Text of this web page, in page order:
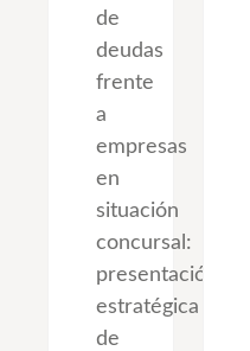
de
deudas
frente
a
empresas
en
situación
concursal:
presentación
estratégica
de